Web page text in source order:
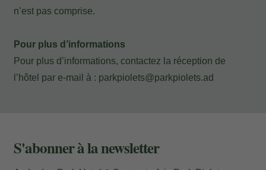
Courriel
n’est pas comprise.
Pour plus d’informations
Pour plus d’informations, contactez la réception de
l’hôtel par e-mail à : parkpiolets@parkpiolets.ad
S'abonner à la newsletter